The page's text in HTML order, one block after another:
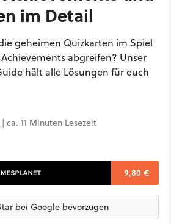
im Detail
geheimen Quizkarten im Spiel
abgreifen? Unser
hält alle Lösungen für euch
ca. 11 Minuten Lesezeit
9,80 €
bei Google bevorzugen